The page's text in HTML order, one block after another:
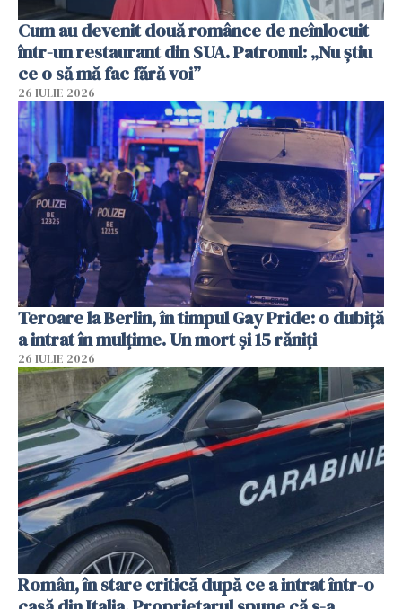
Cum au devenit două românce de neînlocuit
într-un restaurant din SUA. Patronul: „Nu știu
ce o să mă fac fără voi”
26 IULIE 2026
Teroare la Berlin, în timpul Gay Pride: o dubiță
a intrat în mulțime. Un mort și 15 răniți
26 IULIE 2026
Român, în stare critică după ce a intrat într-o